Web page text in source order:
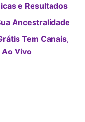
e Resultados
Ancestralidade
Tem Canais,
Ao Vivo